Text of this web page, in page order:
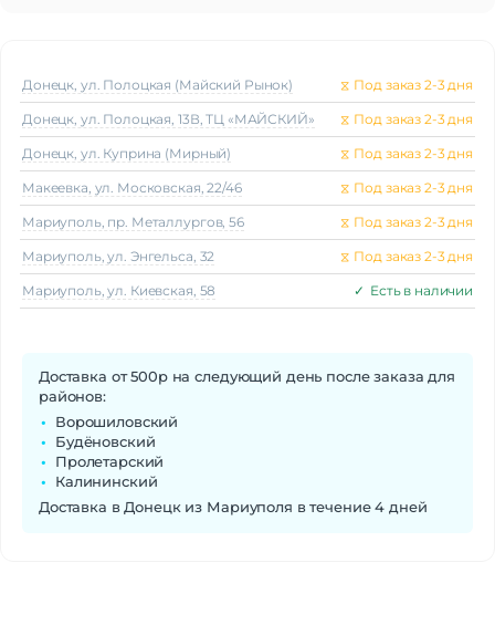
Яркость
500 кд/м²
Стандарт связи/интернет
Телефонные звонки Да
Процессор
Процессор
Exynos W920
Частота процессора
1.2 ГГц
Аккумулятор
Время заряда
До 2 ч
Время работы
Отслеживание
Дыхательные упражнения
Физическая активность
Донецк, ул. Полоцкая (Майский Рынок) ⧖ Под заказ 2-3 дня
Донецк, ул. Полоцкая, 13В, ТЦ «МАЙСКИЙ» ⧖ Под заказ 2-3 дня
Донецк, ул. Куприна (Мирный) ⧖ Под заказ 2-3 дня
Макеeвка, ул. Московская, 22/46 ⧖ Под заказ 2-3 дня
Мариуполь, пр. Металлургов, 56 ⧖ Под заказ 2-3 дня
Мариуполь, ул. Энгельса, 32 ⧖ Под заказ 2-3 дня
Мариуполь, ул. Киевская, 58 ✓ Есть в наличии
Доставка от 500р на следующий день после заказа для
районов:
Ворошиловский
Будёновский
Пролетарский
Калининский
Доставка в Донецк из Мариуполя в течение 4 дней